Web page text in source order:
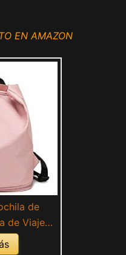
EN AMAZON
de
de Viaje
de